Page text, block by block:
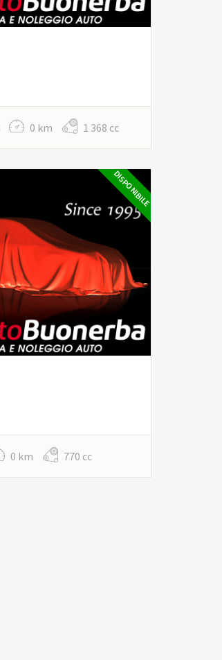
0 km 1 368 cc
DISPONIBILE
0 km 770 cc